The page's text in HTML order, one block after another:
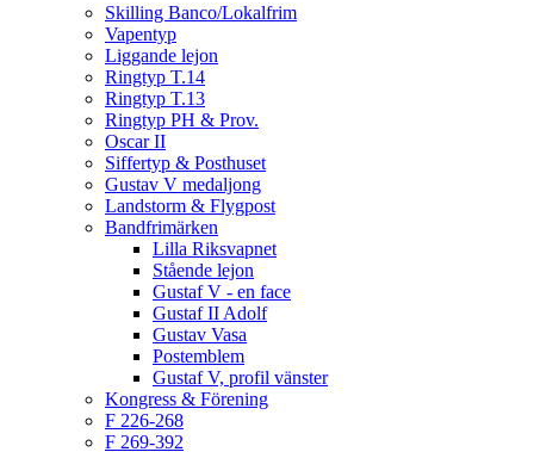
Skilling Banco/Lokalfrim
Vapentyp
Liggande lejon
Ringtyp T.14
Ringtyp T.13
Ringtyp PH & Prov.
Oscar II
Siffertyp & Posthuset
Gustav V medaljong
Landstorm & Flygpost
Bandfrimärken
Lilla Riksvapnet
Stående lejon
Gustaf V - en face
Gustaf II Adolf
Gustav Vasa
Postemblem
Gustaf V, profil vänster
Kongress & Förening
F 226-268
F 269-392